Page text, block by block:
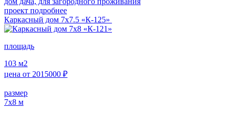
проект подробнее
Каркасный дом 7х7.5 «К-125»
площадь
103 м2
цена от 2015000 ₽
размер
7х8 м